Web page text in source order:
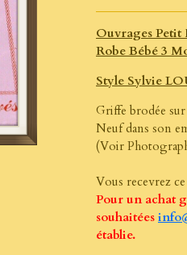
Ouvrages Petit
Robe Bébé 3
Style Sylvie
Griffe brodée
Neuf dans son
(Voir
Vous recevrez
Pour un achat
souhaitées
établie.